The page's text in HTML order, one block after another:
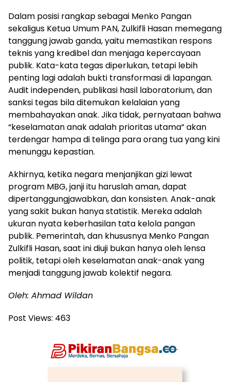
Dalam posisi rangkap sebagai Menko Pangan
sekaligus Ketua Umum PAN, Zulkifli Hasan memegang
tanggung jawab ganda, yaitu memastikan respons
teknis yang kredibel dan menjaga kepercayaan
publik. Kata-kata tegas diperlukan, tetapi lebih
penting lagi adalah bukti transformasi di lapangan.
Audit independen, publikasi hasil laboratorium, dan
sanksi tegas bila ditemukan kelalaian yang
membahayakan anak. Jika tidak, pernyataan bahwa
“keselamatan anak adalah prioritas utama” akan
terdengar hampa di telinga para orang tua yang kini
menunggu kepastian.
Akhirnya, ketika negara menjanjikan gizi lewat
program MBG, janji itu haruslah aman, dapat
dipertanggungjawabkan, dan konsisten. Anak-anak
yang sakit bukan hanya statistik. Mereka adalah
ukuran nyata keberhasilan tata kelola pangan
publik. Pemerintah, dan khususnya Menko Pangan
Zulkifli Hasan, saat ini diuji bukan hanya oleh lensa
politik, tetapi oleh keselamatan anak-anak yang
menjadi tanggung jawab kolektif negara.
Oleh: Ahmad Wildan
Post Views: 463